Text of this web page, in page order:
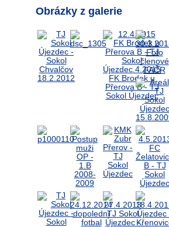
Obrázky z galerie